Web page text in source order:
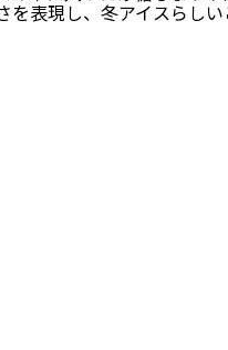
を表現し、冬アイスらしい